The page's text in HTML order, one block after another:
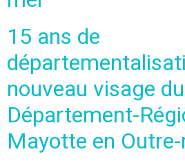
15 ans de
nouveau visage du
Département-
Mayotte en